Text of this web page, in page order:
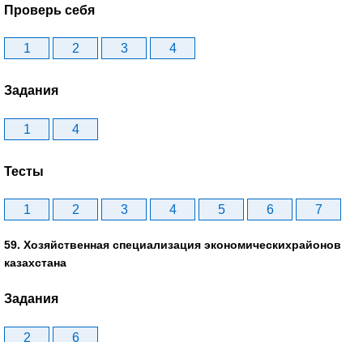
Проверь себя
1 2 3 4
Задания
1 4
Тесты
1 2 3 4 5 6 7
59. Хозяйственная специализация экономическихрайонов
казахстана
Задания
2 6